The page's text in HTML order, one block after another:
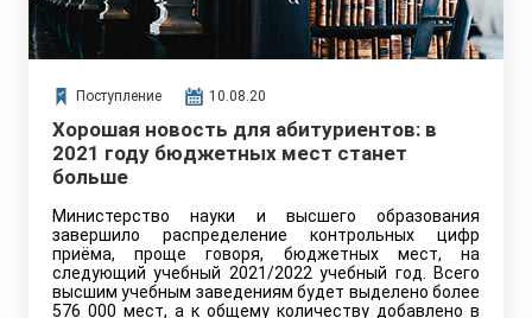
Поступление 10.08.20
Хорошая новость для абитуриентов: в
2021 году бюджетных мест станет
больше
Министерство науки и высшего образования
завершило распределение контрольных цифр
приёма, проще говоря, бюджетных мест, на
следующий учебный 2021/2022 учебный год. Всего
высшим учебным заведениям будет выделено более
576 000 мест, а к общему количеству добавлено в